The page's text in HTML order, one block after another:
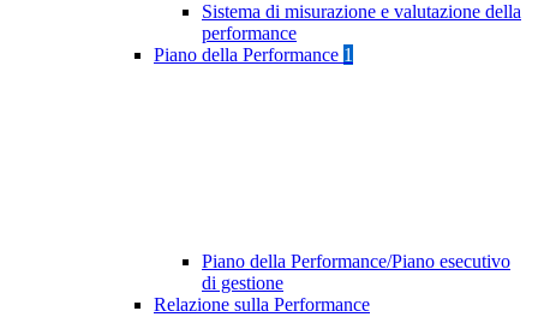
Sistema di misurazione e valutazione della
performance
Piano della Performance 1
Piano della Performance/Piano esecutivo
di gestione
Relazione sulla Performance